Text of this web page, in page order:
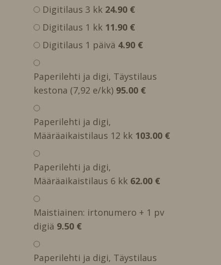
Digitilaus 3 kk 24.90 €
Digitilaus 1 kk 11.90 €
Digitilaus 1 päivä 4.90 €
Paperilehti ja digi, Täystilaus
kestona (7,92 e/kk) 95.00 €
Paperilehti ja digi,
Määräaikaistilaus 12 kk 103.00 €
Paperilehti ja digi,
Määräaikaistilaus 6 kk 62.00 €
Maistiainen: irtonumero + 1 pv
digiä 9.50 €
Paperilehti ja digi, Täystilaus